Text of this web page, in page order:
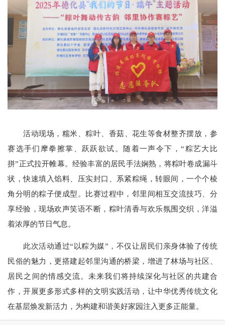
活动现场，糯米、粽叶、 香菇 花生等食材整齐摆放，参
赛选手们摩拳擦掌、跃跃欲试。随着一声令下，“粽艺大比
拼”正式拉开帷幕。经验丰富的居民手法娴熟，将粽叶卷成漏斗
状，快速填入馅料、压实封口、系紧粽绳，转眼间，一个个棱
角分明的粽子便成型。比赛过程中，邻里间相互交流技巧、分
享经验，现场欢声笑语不断，粽叶清香与欢乐氛围交织，洋溢
着浓厚的节日气息。
此次活动通过“以粽为媒”，不仅让居民们亲身体验了传统
民俗的魅力，更搭建起邻里沟通的桥梁，增进了林场与社区、
居民之间的情感交流。未来我们将持续深化与社区的共建合
作，开展更多形式多样的文明实践活动，让中华优秀传统文化
在基层焕发新活力，为构建和谐美好家园注入更多正能量。